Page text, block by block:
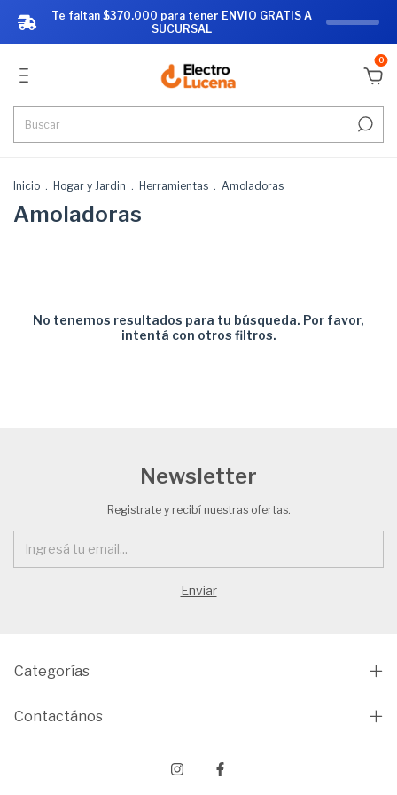
0
Inicio . Hogar y Jardin . Herramientas . Amoladoras
Amoladoras
No tenemos resultados para tu búsqueda. Por favor,
intentá con otros filtros.
Newsletter
Registrate y recibí nuestras ofertas.
Categorías
Contactános
Te faltan $370.000 para tener ENVIO GRATIS A
SUCURSAL